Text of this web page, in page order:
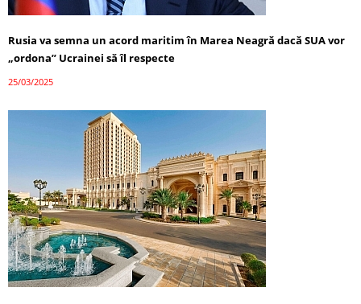
Rusia va semna un acord maritim în Marea Neagră dacă SUA vor
„ordona” Ucrainei să îl respecte
25/03/2025